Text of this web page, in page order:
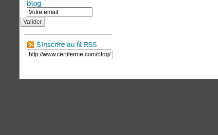
blog
Valider
S'inscrire au fil RSS